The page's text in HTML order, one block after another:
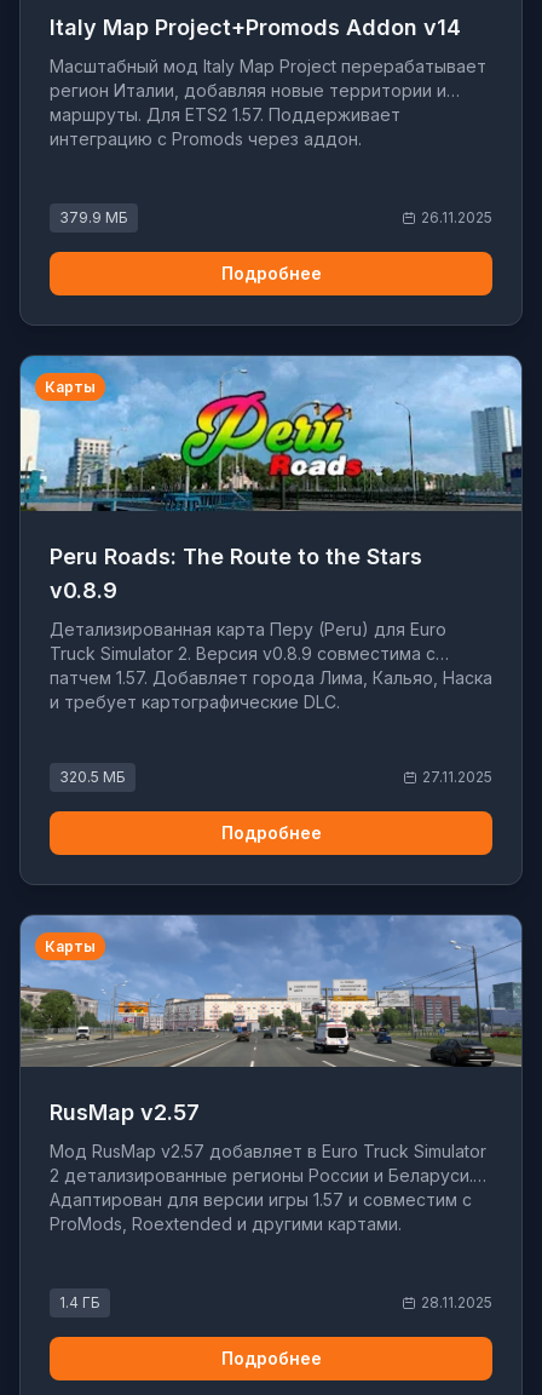
Italy Map Project+Promods Addon v14
Масштабный мод Italy Map Project перерабатывает
регион Италии, добавляя новые территории и
маршруты. Для ETS2 1.57. Поддерживает
интеграцию с Promods через аддон.
379.9 МБ 26.11.2025
Подробнее
Карты
Peru Roads: The Route to the Stars
v0.8.9
Детализированная карта Перу (Peru) для Euro
Truck Simulator 2. Версия v0.8.9 совместима с
патчем 1.57. Добавляет города Лима, Кальяо, Наска
и требует картографические DLC.
320.5 МБ 27.11.2025
Подробнее
Карты
RusMap v2.57
Мод RusMap v2.57 добавляет в Euro Truck Simulator
2 детализированные регионы России и Беларуси.
Адаптирован для версии игры 1.57 и совместим с
ProMods, Roextended и другими картами.
1.4 ГБ 28.11.2025
Подробнее